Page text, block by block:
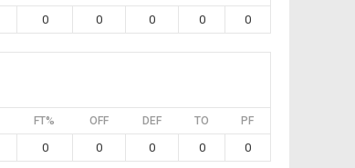
0 0 0 0 0
FT% OFF DEF TO PF
0 0 0 0 0